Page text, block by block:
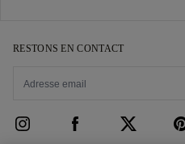
RESTONS EN CONTACT